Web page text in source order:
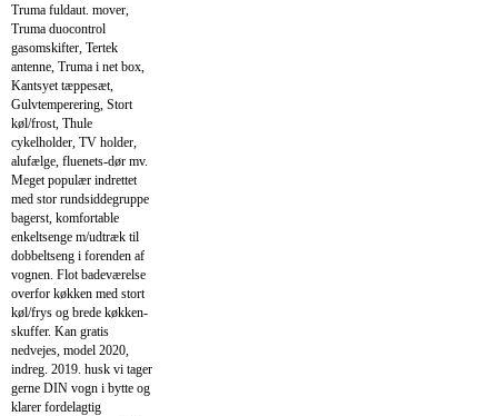
Truma fuldaut. mover,
Truma duocontrol
gasomskifter, Tertek
antenne, Truma i net box,
Kantsyet tæppesæt,
Gulvtemperering, Stort
køl/frost, Thule
cykelholder, TV holder,
alufælge, fluenets-dør mv.
Meget populær indrettet
med stor rundsiddegruppe
bagerst, komfortable
enkeltsenge m/udtræk til
dobbeltseng i forenden af
vognen. Flot badeværelse
overfor køkken med stort
køl/frys og brede køkken-
skuffer. Kan gratis
nedvejes, model 2020,
indreg. 2019. husk vi tager
gerne DIN vogn i bytte og
klarer fordelagtig